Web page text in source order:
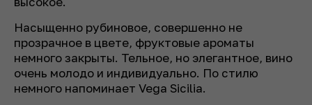
Насыщенно рубиновое, совершенно не
прозрачное в цвете, фруктовые ароматы
немного закрыты. Тельное, но элегантное, вино
очень молодо и индивидуально. По стилю
немного напоминае­т Vega Sicilia.